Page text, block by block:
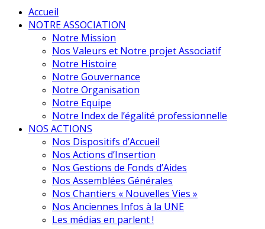
Accueil
NOTRE ASSOCIATION
Notre Mission
Nos Valeurs et Notre projet Associatif
Notre Histoire
Notre Gouvernance
Notre Organisation
Notre Equipe
Notre Index de l’égalité professionnelle
NOS ACTIONS
Nos Dispositifs d’Accueil
Nos Actions d’Insertion
Nos Gestions de Fonds d’Aides
Nos Assemblées Générales
Nos Chantiers « Nouvelles Vies »
Nos Anciennes Infos à la UNE
Les médias en parlent !